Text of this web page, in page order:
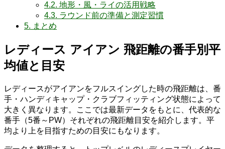
4.2. 地形・風・ライの活用戦略
4.3. ラウンド前の準備と測定習慣
5. まとめ
レディース アイアン 飛距離の番手別平
均値と目安
レディースがアイアンをフルスイングした時の飛距離は、番
手・ハンディキャップ・クラブフィッティング状態によって
大きく異なります。ここでは最新データをもとに、代表的な
番手（5番～PW）それぞれの飛距離目安を紹介します。平
均より上を目指すための目安にもなります。